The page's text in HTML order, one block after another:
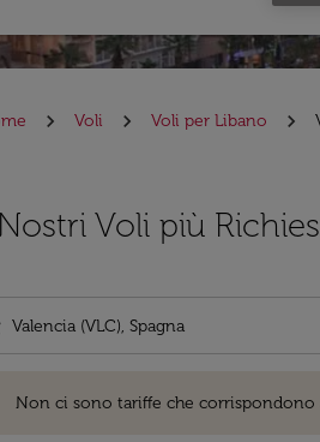
Voli Voli per Libano
Voli più
Non ci sono tariffe che corrispondono